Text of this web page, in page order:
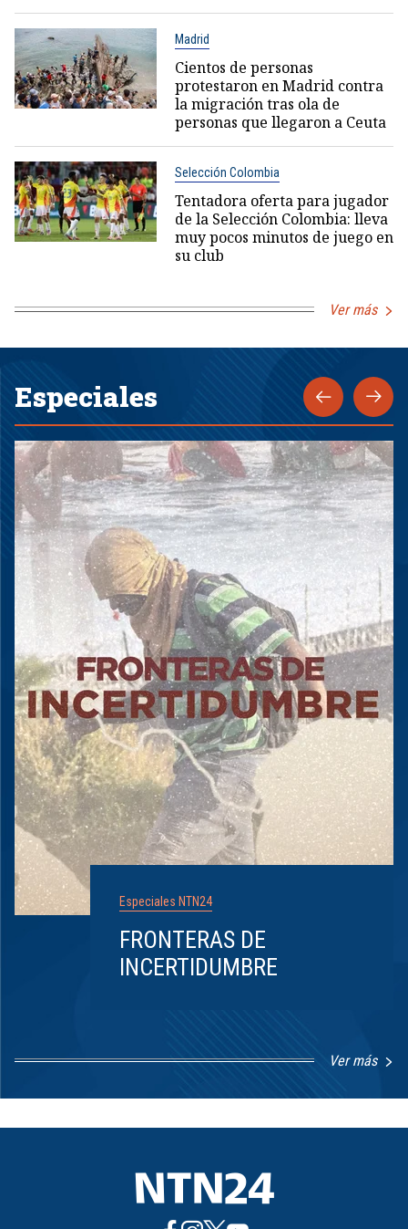
Madrid
Cientos de personas
protestaron en Madrid contra
la migración tras ola de
personas que llegaron a Ceuta
Selección Colombia
Tentadora oferta para jugador
de la Selección Colombia: lleva
muy pocos minutos de juego en
su club
Ver más
Especiales
Especiales NTN24
FRONTERAS DE
INCERTIDUMBRE
Ver más
8